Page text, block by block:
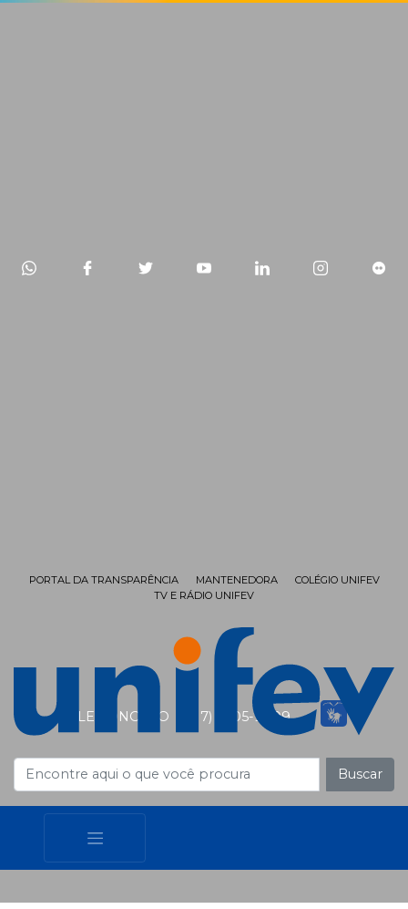
FALE CONOSCO (17) 3405-9999
PORTAL DA TRANSPARÊNCIA MANTENEDORA
COLÉGIO UNIFEV
TV E RÁDIO UNIFEV
Buscar